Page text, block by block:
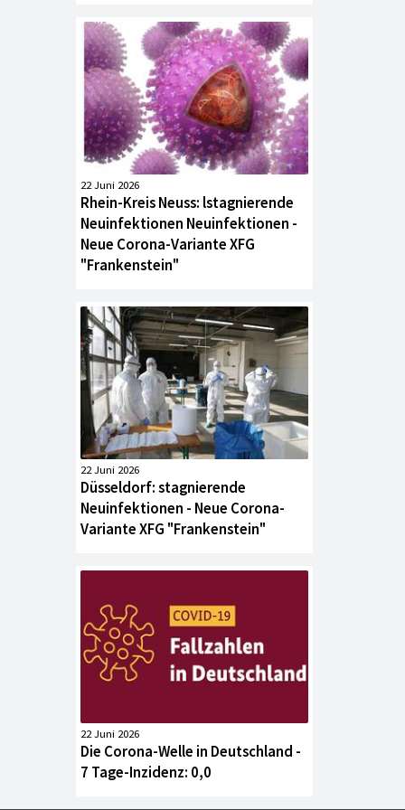
22 Juni 2026
Rhein-Kreis Neuss: lstagnierende
Neuinfektionen Neuinfektionen -
Neue Corona-Variante XFG
"Frankenstein"
22 Juni 2026
Düsseldorf: stagnierende
Neuinfektionen - Neue Corona-
Variante XFG "Frankenstein"
22 Juni 2026
Die Corona-Welle in Deutschland -
7 Tage-Inzidenz: 0,0